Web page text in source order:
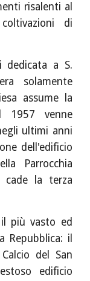
risalenti al
di
dedicata a S.
solamente
assume la
1957 venne
ultimi anni
dell'edificio
Parrocchia
cade la terza
il più vasto ed
Repubblica: il
del San
edificio